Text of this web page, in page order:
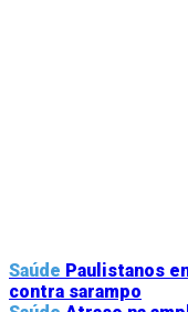
Saúde Paulistanos
contra sarampo